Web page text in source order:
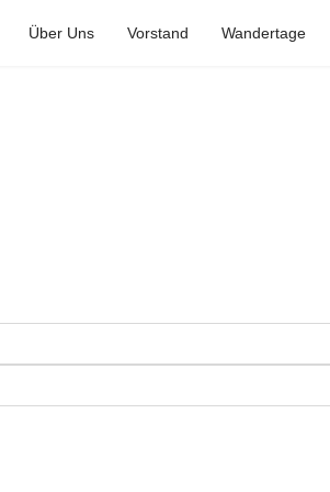
Über Uns Vorstand Wandertage